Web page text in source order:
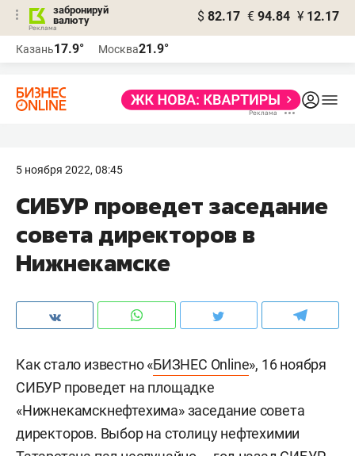
забронируй
валюту
$ 82.17 € 94.84 ¥ 12.17
Казань17.9° Москва21.9°
5 ноября 2022, 08:45
СИБУР проведет заседание
совета директоров в
Нижнекамске
Как стало известно «БИЗНЕС Online», 16 ноября
СИБУР проведет на площадке
«Нижнекамскнефтехима» заседание совета
директоров. Выбор на столицу нефтехимии